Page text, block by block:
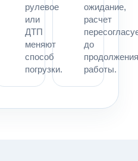
рулевое
или
ДТП
меняют
способ
погрузки.
ожидание,
расчет
до
работы.